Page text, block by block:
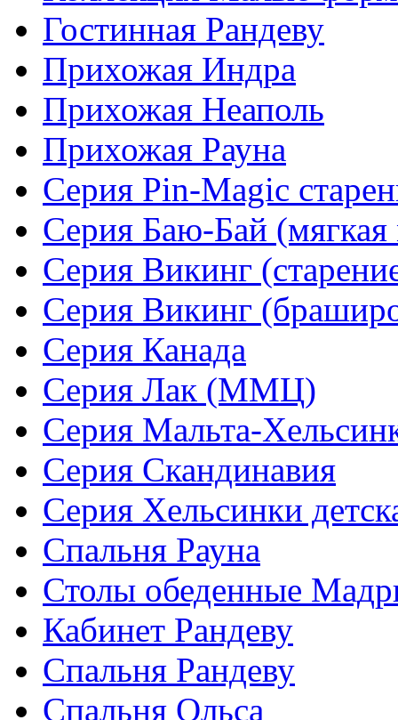
Гостинная Рандеву
Прихожая Индра
Прихожая Неаполь
Прихожая Рауна
Серия Pin-Magic
Серия Баю-Бай (мягкая
Серия Викинг
Серия Викинг
Серия Канада
Серия Лак (ММЦ)
Серия Мальта-
Серия Скандинавия
Серия Хельсинки
Спальня Рауна
Столы обеденные
Кабинет Рандеву
Спальня Рандеву
Спальня Ольса